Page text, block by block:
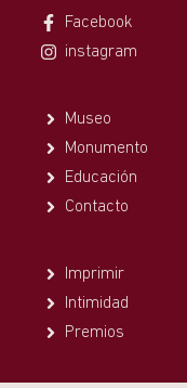
Facebook
instagram
Museo
Monumento
Educación
Contacto
Imprimir
Intimidad
Premios